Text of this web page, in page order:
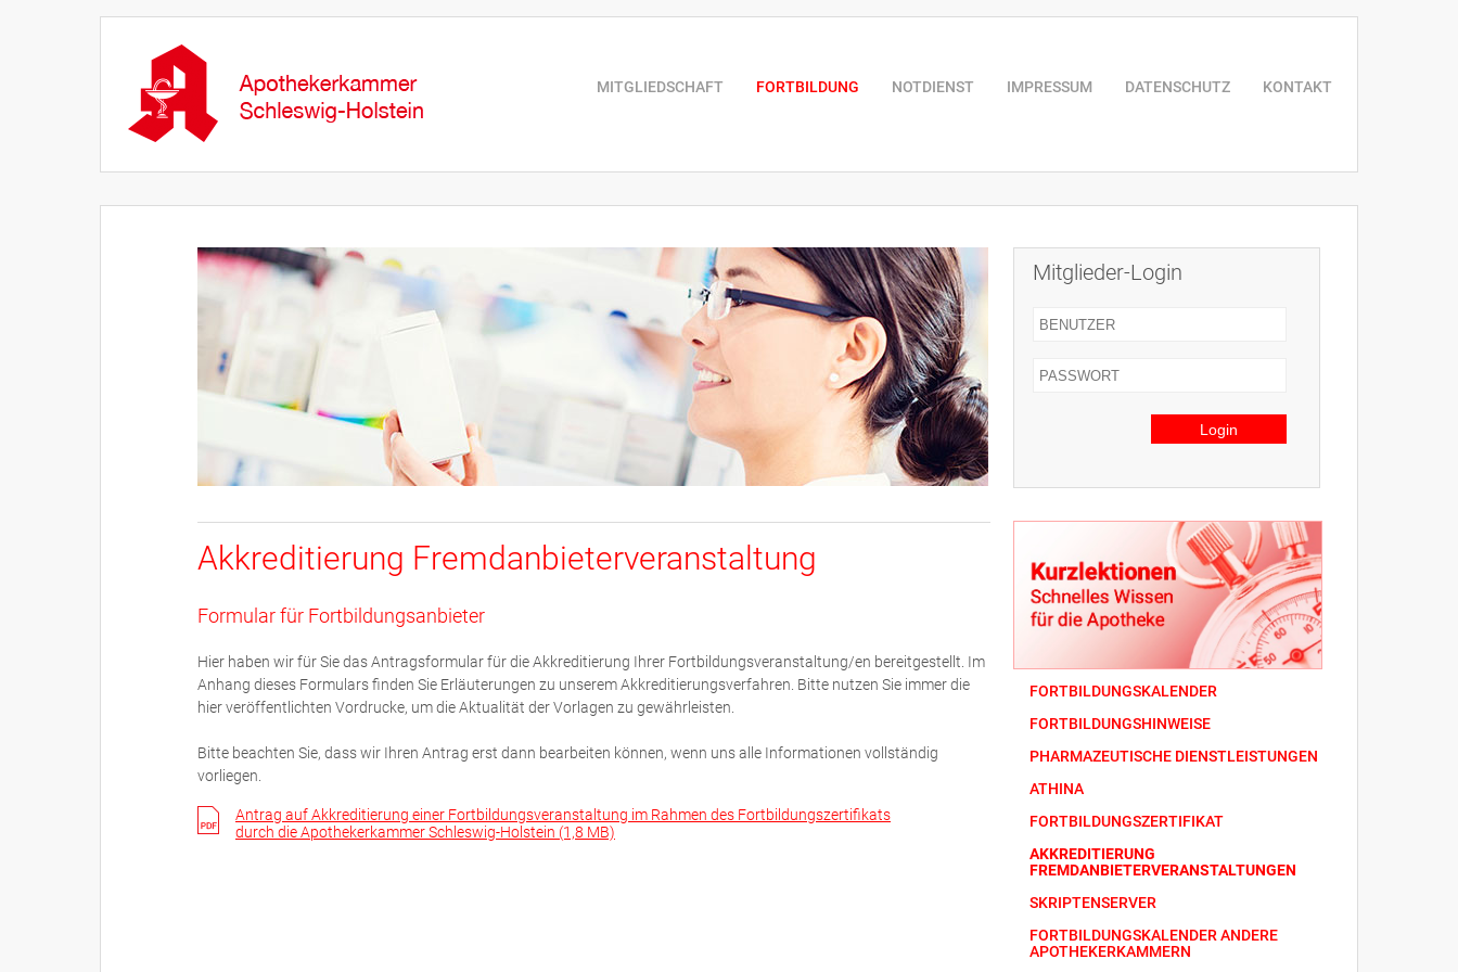
MITGLIEDSCHAFT FORTBILDUNG NOTDIENST IMPRESSUM DATENSCHUTZ KONTAKT
Akkreditierung Fremdanbieterveranstaltung
Formular für Fortbildungsanbieter
Hier haben wir für Sie das Antragsformular für die Akkreditierung Ihrer Fortbildungsveranstaltung/en bereitgestellt. Im
Anhang dieses Formulars finden Sie Erläuterungen zu unserem Akkreditierungsverfahren. Bitte nutzen Sie immer die
hier veröffentlichten Vordrucke, um die Aktualität der Vorlagen zu gewährleisten.
Bitte beachten Sie, dass wir Ihren Antrag erst dann bearbeiten können, wenn uns alle Informationen vollständig
vorliegen.
Antrag auf Akkreditierung einer Fortbildungsveranstaltung im Rahmen des Fortbildungszertifikats
durch die Apothekerkammer Schleswig-Holstein (1,8 MB)
Mitglieder-Login
FORTBILDUNGSKALENDER
FORTBILDUNGSHINWEISE
PHARMAZEUTISCHE DIENSTLEISTUNGEN
ATHINA
FORTBILDUNGSZERTIFIKAT
AKKREDITIERUNG
FREMDANBIETERVERANSTALTUNGEN
SKRIPTENSERVER
FORTBILDUNGSKALENDER ANDERE
APOTHEKERKAMMERN